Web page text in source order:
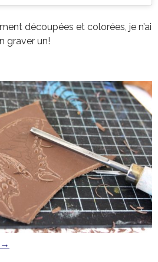
découpées et colorées, je n’ai
graver un!
Le papillon Machaon
→